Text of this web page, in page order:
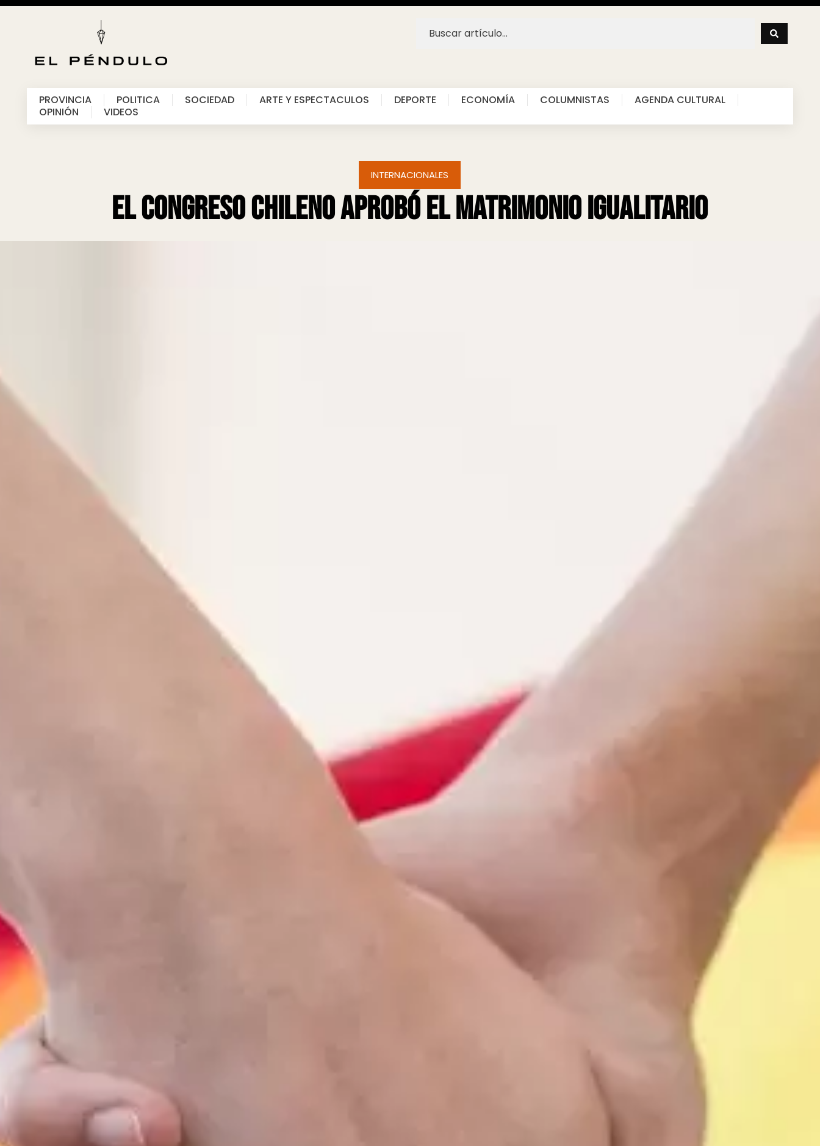
PROVINCIA POLITICA SOCIEDAD ARTE Y ESPECTACULOS DEPORTE ECONOMÍA COLUMNISTAS
AGENDA CULTURAL
OPINIÓN
VIDEOS
INTERNACIONALES
El Congreso Chileno aprobó el matrimonio igualitario